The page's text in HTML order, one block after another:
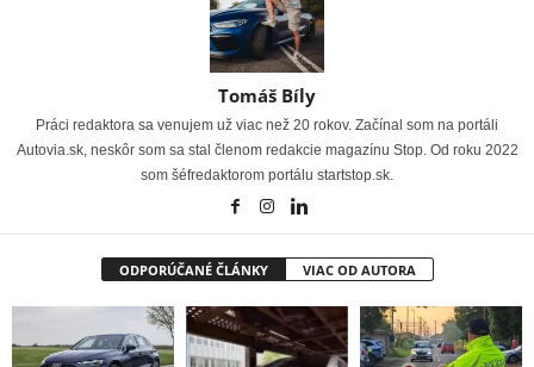
Tomáš Bíly
Práci redaktora sa venujem už viac než 20 rokov. Začínal som na portáli
Autovia.sk, neskôr som sa stal členom redakcie magazínu Stop. Od roku 2022
som šéfredaktorom portálu startstop.sk.
ODPORÚČANÉ ČLÁNKY VIAC OD AUTORA